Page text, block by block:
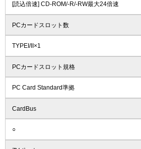
[読込倍速] CD-ROM/-R/-RW最大24倍速
PCカードスロット数
TYPEI/II×1
PCカードスロット規格
PC Card Standard準拠
CardBus
○